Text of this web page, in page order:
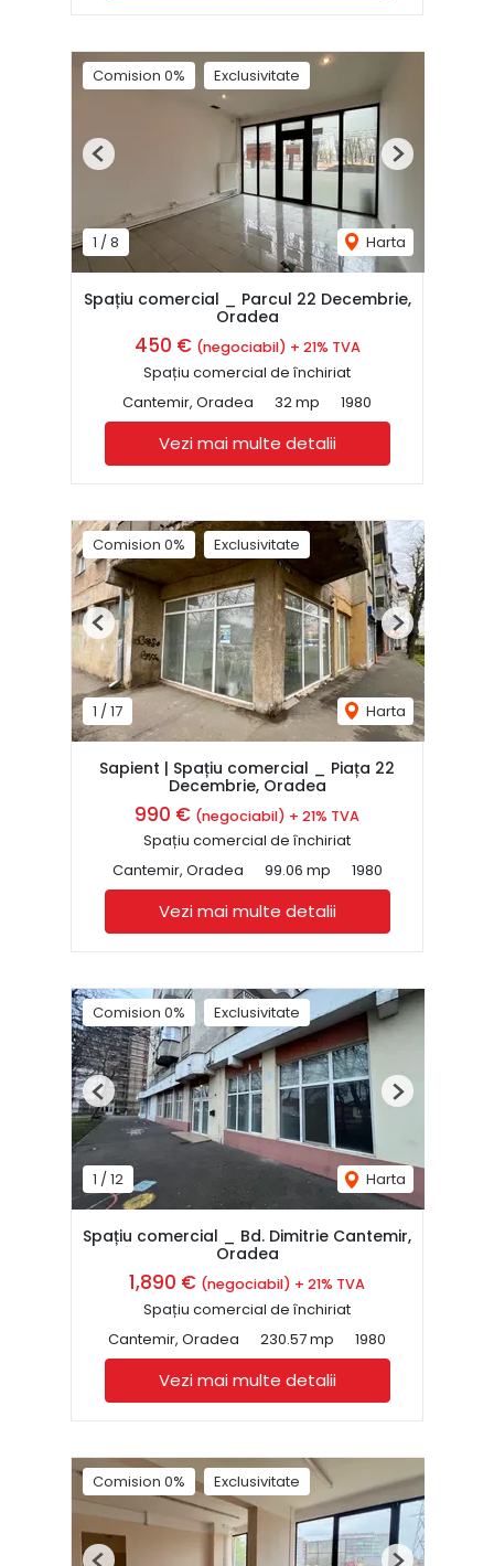
Comision 0% Exclusivitate
1 /8 Harta
Previous Next
Spațiu comercial _ Parcul 22 Decembrie,
Oradea
450 € (negociabil) + 21% TVA
Spațiu comercial de închiriat
Cantemir, Oradea
32 mp 1980
Vezi mai multe detalii
Comision 0% Exclusivitate
1 /17 Harta
Previous Next
Sapient | Spațiu comercial _ Piața 22
Decembrie, Oradea
990 € (negociabil) + 21% TVA
Spațiu comercial de închiriat
Cantemir, Oradea
99.06 mp 1980
Vezi mai multe detalii
Comision 0% Exclusivitate
1 / 12 Harta
Previous Next
Spațiu comercial _ Bd. Dimitrie Cantemir,
Oradea
1,890 € (negociabil) + 21% TVA
Spațiu comercial de închiriat
Cantemir, Oradea
230.57 mp 1980
Vezi mai multe detalii
Comision 0% Exclusivitate